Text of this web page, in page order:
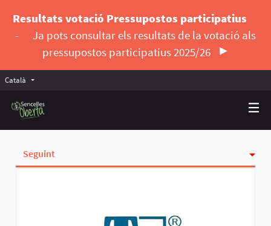
Resultats votació Pressupostos participatius
-
Ja pots consultar els resultats de la votació als
pressupostos participatius 2025/26
Català Triar la llengua
Seguint